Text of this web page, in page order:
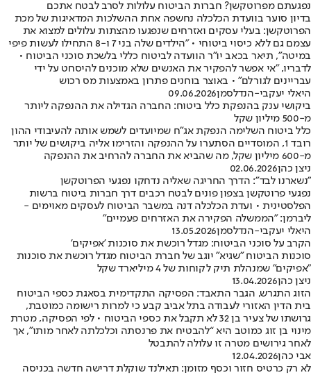
נפגעתם מפרוטקשן? חברות הביטוח עלולות לסרב לבטח אתכם
בדיון סוער בוועדת הכלכלה נחשפה אחת ההשלכות המדאיגות של מכת
הפרוטקשן: בעלי עסקים ואזרחים שנפגעו מהצתות עלולים למצוא את
עצמם גם ללא כיסוי ביטוחי • "הילדים שלה בני 7 ו-8 התחילו לעשות פיפי
במיטה", תיאר בכאב יו"ר הוועדה לביטוח כללי בלשכת סוכני הביטוח •
לדבריו, "אי אפשר להפקיר את האנשים שלא מוכנים להיסחט על ידי
עבריינים לגורלם" • באוצר בוחנים פתרון באמצעות מס רכוש
היאלי יעקבי-הנדלסמן09.06.2026
ביקושי ענק בהנפקת כלל ביטוח: החברה הגדילה את ההנפקה ליותר
מ-500 מיליון שקל
כלל ביטוח השלימה הנפקת אג"ח שמיועדים לשמש אותה להעיבודי ההון
רובד 1, המוסדיים הסתערו על ההנפקה והזרימו אליה ביקושים של יותר
מ-600 מיליון שקל, מה שהביא את החברה להרחיב את ההנפקה
ניצן כהן02.06.2026
"נשארנו לבד": הדרך החריגה שאליה נדחקו נפגעי הפרוטקשן
נפגעי פרוטקשן בצפון פונים לבטח רכבים דרך חברות ביטוח ברשות
הפלסטינית • ועדת הכלכלה דנה במשבר הביטוח לעסקים מאוימים -
ליברמן: "הממשלה הפקירה את האזרחים פעמיים"
היאלי יעקבי-הנדלסמן13.05.2026
הקרב על סוכני הביטוח: מגדל רוכשת את סוכנות 'אפיקים'
סוכנות הביטוח "שגיא" יוגב של חברת הביטוח מגדל רוכשת את סוכנות
"אפיקים" שמנהלת תיק לקוחות של 4 מיליארד שקל
ניצן כהן13.04.2026
הזוג התגרש, הגבר התאבד: הפסיקה התקדימית בסאגת כספי הביטוח
בית הדין האזורי לעבודה בתל אביב קבע כי למרות רישומה כמוטבת,
גרושתו של צעיר בן 32 לא תקבל את כספי הביטוח • לפי הפסיקה, מטרת
מינוי בן זוג כמוטב היא “להבטיח את פרנסתה וכלכלתה לאחר מותו”, אך
לאחר גירושים מטרה זו עלולה להתבטל
אבי כהן12.04.2026
לא רק כרטיס חזור וכסף מזומן: תאילנד שוקלת דרישה חדשה בכניסה